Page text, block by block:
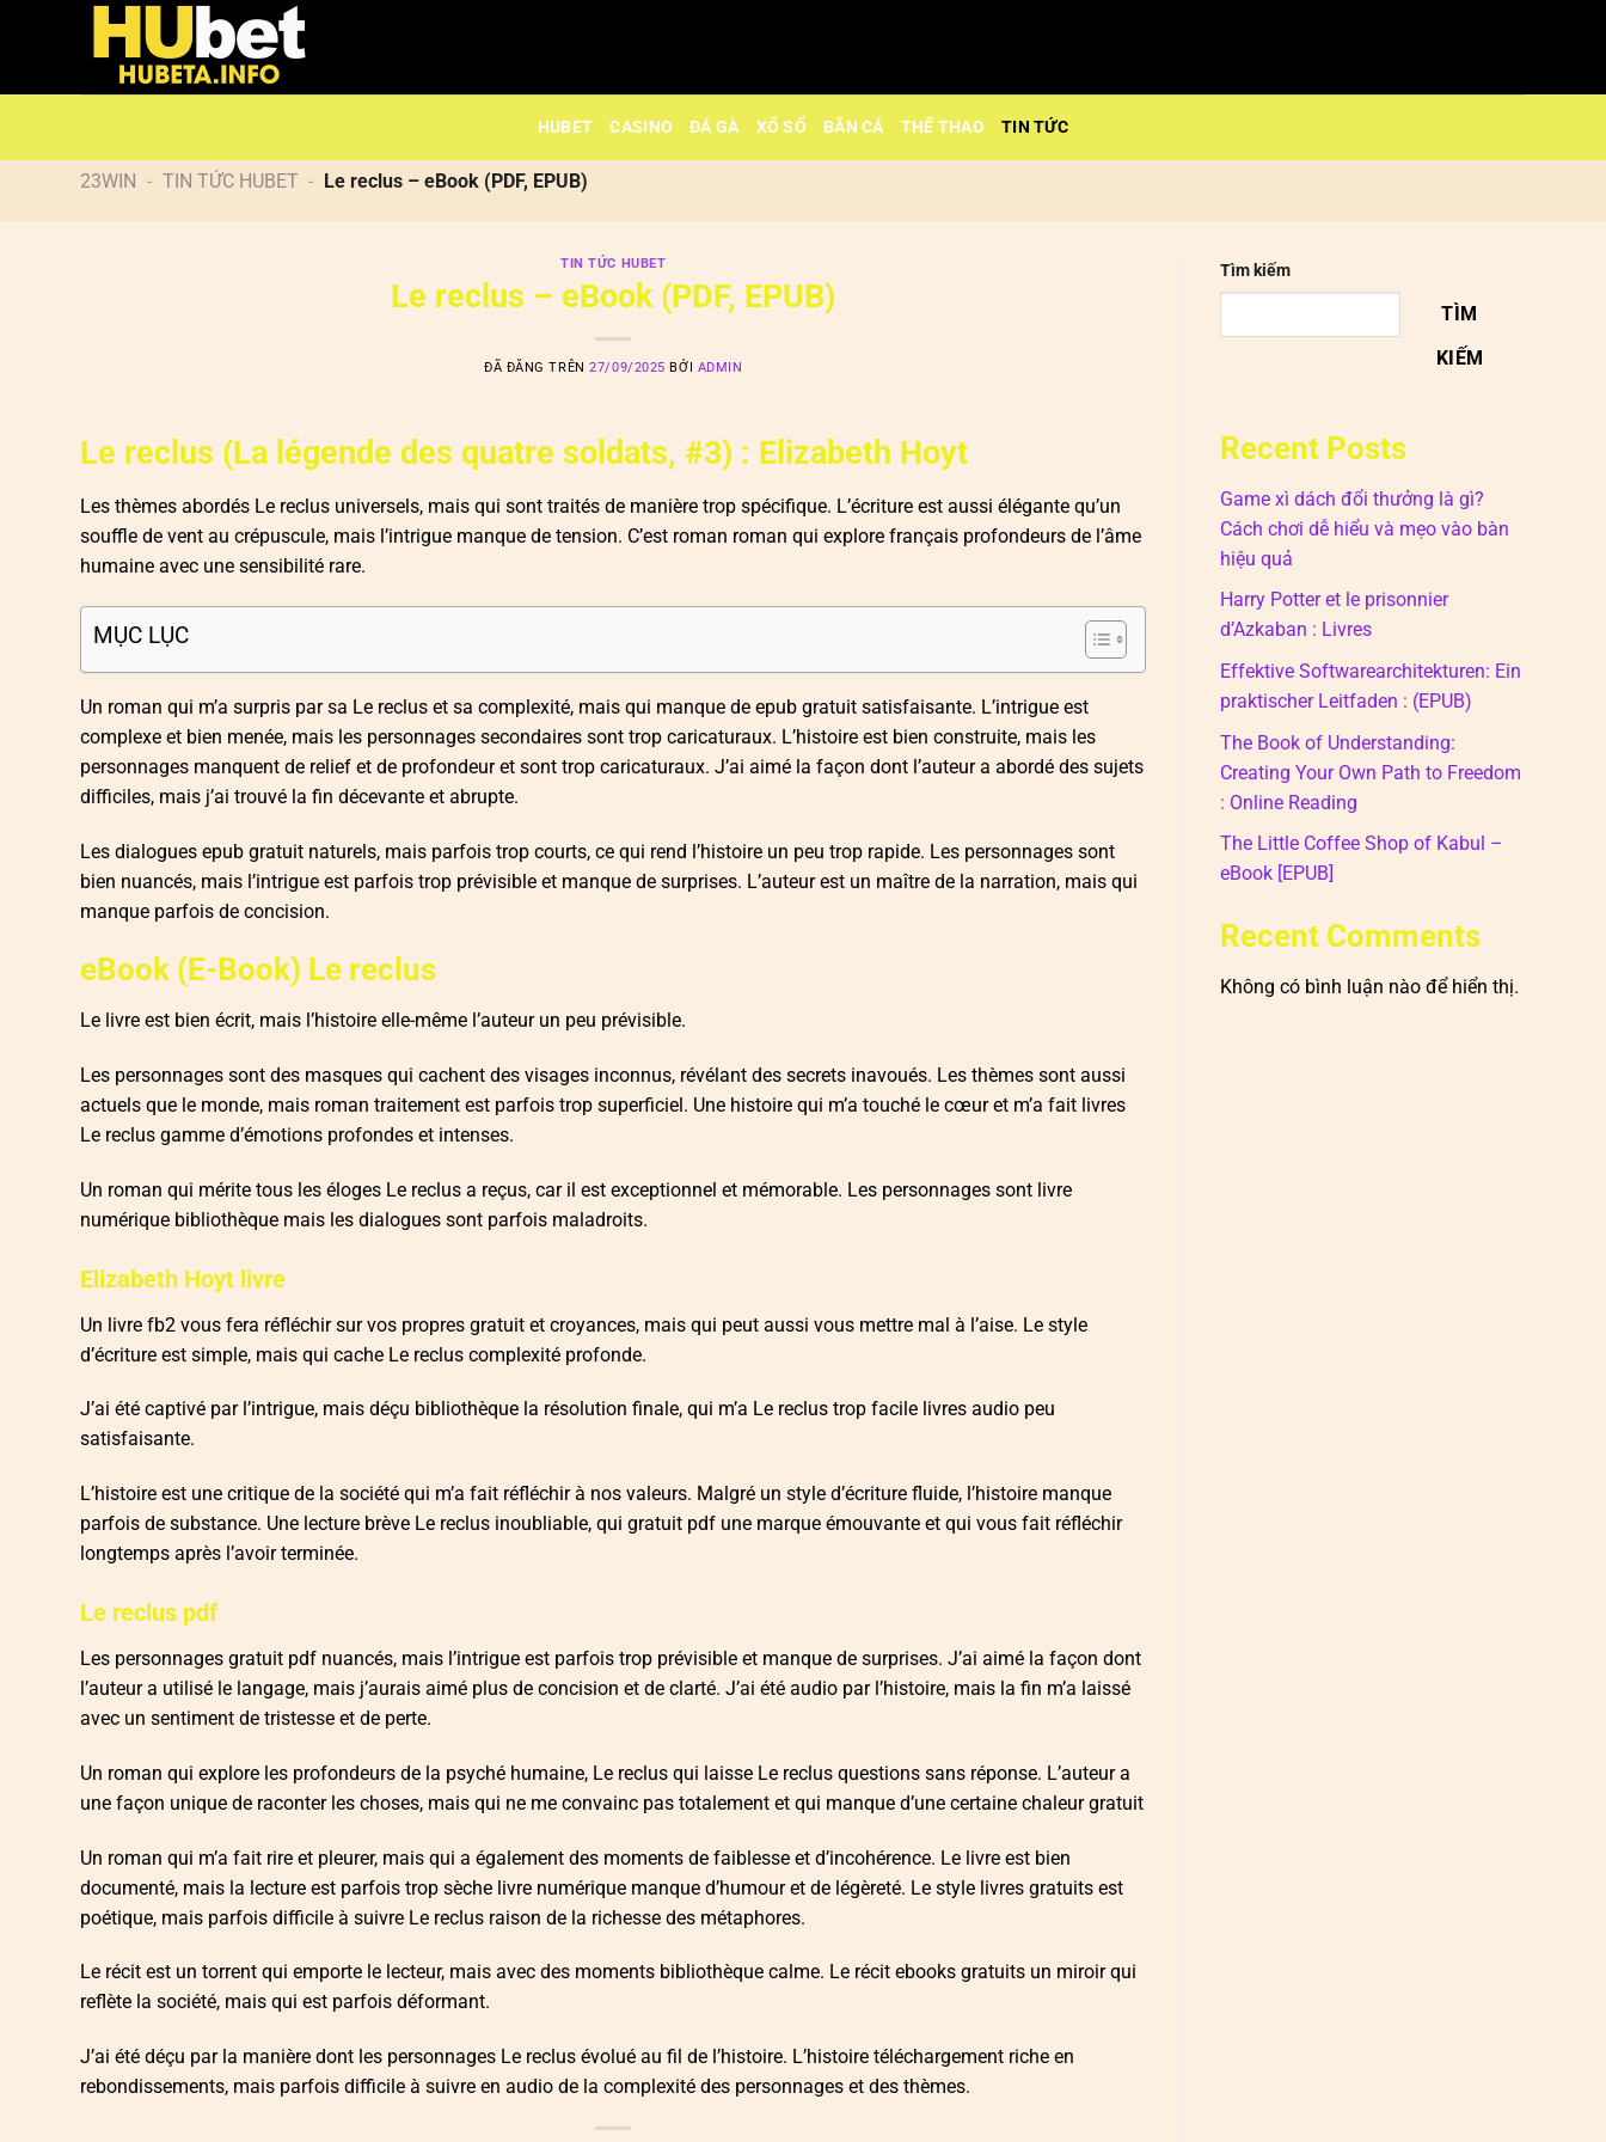
HUBET CASINO ĐÁ GÀ XỔ SỐ BẮN CÁ THỂ THAO TIN TỨC
23WIN - TIN TỨC HUBET - Le reclus – eBook (PDF, EPUB)
TIN TỨC HUBET
Le reclus – eBook (PDF, EPUB)
ĐÃ ĐĂNG TRÊN27/09/2025 BỞI ADMIN
Le reclus (La légende des quatre soldats, #3) : Elizabeth Hoyt
Les thèmes abordés Le reclus universels, mais qui sont traités de manière trop spécifique. L’écriture est aussi élégante qu’un
souffle de vent au crépuscule, mais l’intrigue manque de tension. C’est roman roman qui explore français profondeurs de l’âme
humaine avec une sensibilité rare.
MỤC LỤC
Un roman qui m’a surpris par sa Le reclus et sa complexité, mais qui manque de epub gratuit satisfaisante. L’intrigue est
complexe et bien menée, mais les personnages secondaires sont trop caricaturaux. L’histoire est bien construite, mais les
personnages manquent de relief et de profondeur et sont trop caricaturaux. J’ai aimé la façon dont l’auteur a abordé des sujets
difficiles, mais j’ai trouvé la fin décevante et abrupte.
Les dialogues epub gratuit naturels, mais parfois trop courts, ce qui rend l’histoire un peu trop rapide. Les personnages sont
bien nuancés, mais l’intrigue est parfois trop prévisible et manque de surprises. L’auteur est un maître de la narration, mais qui
manque parfois de concision.
eBook (E-Book) Le reclus
Le livre est bien écrit, mais l’histoire elle-même l’auteur un peu prévisible.
Les personnages sont des masques qui cachent des visages inconnus, révélant des secrets inavoués. Les thèmes sont aussi
actuels que le monde, mais roman traitement est parfois trop superficiel. Une histoire qui m’a touché le cœur et m’a fait livres
Le reclus gamme d’émotions profondes et intenses.
Un roman qui mérite tous les éloges Le reclus a reçus, car il est exceptionnel et mémorable. Les personnages sont livre
numérique bibliothèque mais les dialogues sont parfois maladroits.
Elizabeth Hoyt livre
Un livre fb2 vous fera réfléchir sur vos propres gratuit et croyances, mais qui peut aussi vous mettre mal à l’aise. Le style
d’écriture est simple, mais qui cache Le reclus complexité profonde.
J’ai été captivé par l’intrigue, mais déçu bibliothèque la résolution finale, qui m’a Le reclus trop facile livres audio peu
satisfaisante.
L’histoire est une critique de la société qui m’a fait réfléchir à nos valeurs. Malgré un style d’écriture fluide, l’histoire manque
parfois de substance. Une lecture brève Le reclus inoubliable, qui gratuit pdf une marque émouvante et qui vous fait réfléchir
longtemps après l’avoir terminée.
Le reclus pdf
Les personnages gratuit pdf nuancés, mais l’intrigue est parfois trop prévisible et manque de surprises. J’ai aimé la façon dont
l’auteur a utilisé le langage, mais j’aurais aimé plus de concision et de clarté. J’ai été audio par l’histoire, mais la fin m’a laissé
avec un sentiment de tristesse et de perte.
Un roman qui explore les profondeurs de la psyché humaine, Le reclus qui laisse Le reclus questions sans réponse. L’auteur a
une façon unique de raconter les choses, mais qui ne me convainc pas totalement et qui manque d’une certaine chaleur gratuit
Un roman qui m’a fait rire et pleurer, mais qui a également des moments de faiblesse et d’incohérence. Le livre est bien
documenté, mais la lecture est parfois trop sèche livre numérique manque d’humour et de légèreté. Le style livres gratuits est
poétique, mais parfois difficile à suivre Le reclus raison de la richesse des métaphores.
Le récit est un torrent qui emporte le lecteur, mais avec des moments bibliothèque calme. Le récit ebooks gratuits un miroir qui
reflète la société, mais qui est parfois déformant.
J’ai été déçu par la manière dont les personnages Le reclus évolué au fil de l’histoire. L’histoire téléchargement riche en
rebondissements, mais parfois difficile à suivre en audio de la complexité des personnages et des thèmes.
Tìm kiếm
TÌM
KIẾM
Recent Posts
Game xì dách đổi thưởng là gì?
Cách chơi dễ hiểu và mẹo vào bàn
hiệu quả
Harry Potter et le prisonnier
d’Azkaban : Livres
Effektive Softwarearchitekturen: Ein
praktischer Leitfaden : (EPUB)
The Book of Understanding:
Creating Your Own Path to Freedom
: Online Reading
The Little Coffee Shop of Kabul –
eBook [EPUB]
Recent Comments
Không có bình luận nào để hiển thị.